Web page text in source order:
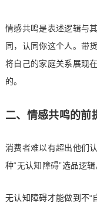
情感共鸣是表述逻辑与
同，认同你这个人。带
将自己的家庭关系展现
的。
二、情感共鸣的前
消费者难以有超出他们
种“无认知障碍”选品逻辑
无认知障碍才能做到不“